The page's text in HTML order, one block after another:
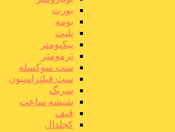
بورت
بومه
پلیت
پیکنومتر
ترمومتر
ست سوکسله
ست فیلتراسیون
سرنگ
شیشه ساعت
قیف
کجلدال